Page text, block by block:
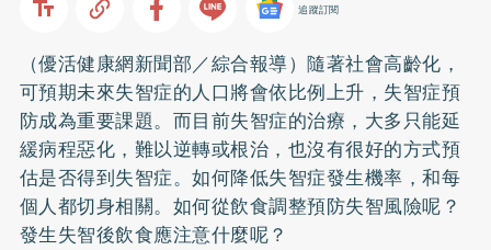
追蹤訂閱
（優活健康網新聞部／綜合報導）隨著社會高齡化，
可預期未來失智症的人口將會依比例上升，失智症預
防成為重要課題。而目前失智症的治療，大多只能延
緩病程惡化，難以逆轉或根治，也沒有很好的方式預
估是否得到失智症。如何降低失智症發生機率，和每
個人都切身相關。如何從飲食調整預防失智風險呢？
發生失智後飲食應注意什麼呢？